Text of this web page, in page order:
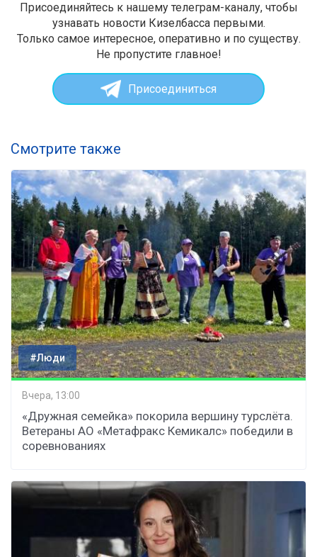
Присоединяйтесь к нашему телеграм-каналу, чтобы
узнавать новости Кизелбасса первыми.
Только самое интересное, оперативно и по существу.
Не пропустите главное!
Присоединиться
Смотрите также
#Люди
Вчера, 13:00
«Дружная семейка» покорила вершину турслёта.
Ветераны АО «Метафракс Кемикалс» победили в
соревнованиях